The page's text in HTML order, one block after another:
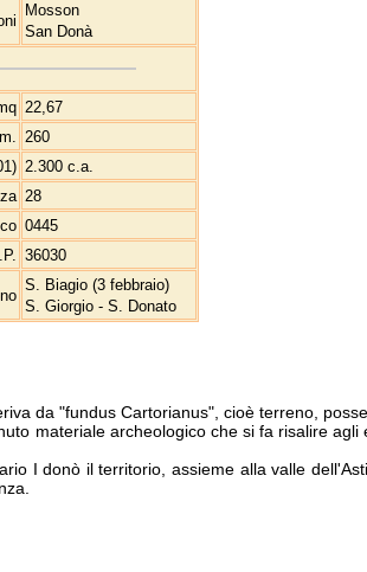
Mosson
San Donà
22,67
260
2.300 c.a.
28
0445
36030
S. Biagio (3 febbraio)
S. Giorgio - S. Donato
da "fundus Cartorianus", cioè terreno,
materiale archeologico che si fa risalire
I donò il territorio, assieme alla valle